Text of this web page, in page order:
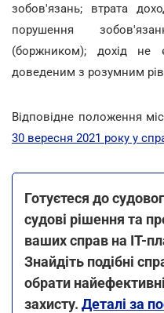
зобов'язань; втрата
порушення
(боржником); дохід не
доведеним з розумним
Відповідне положення
30 вересня 2021 року у
Готуєтеся до
судові рішення та
ваших справ на ІТ-
Знайдіть подібні
обрати
захисту. Деталі за